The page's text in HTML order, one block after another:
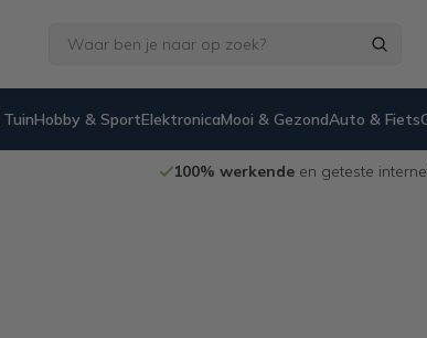
Hobby & SportElektronicaMooi & GezondAuto & Fiets
100% werkendeen geteste